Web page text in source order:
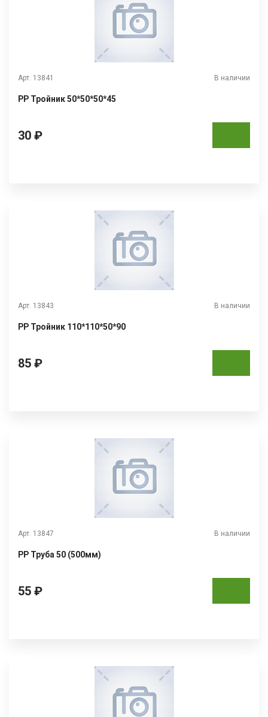
Арт. 13841 В наличии
РР Тройник 50*50*50*45
30 ₽
Арт. 13843 В наличии
РР Тройник 110*110*50*90
85 ₽
Арт. 13847 В наличии
РР Труба 50 (500мм)
55 ₽